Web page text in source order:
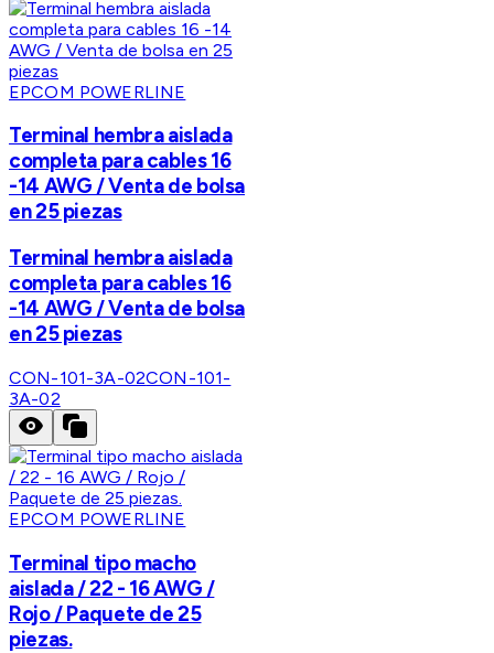
EPCOM POWERLINE
Terminal hembra aislada
completa para cables 16
-14 AWG / Venta de bolsa
en 25 piezas
Terminal hembra aislada
completa para cables 16
-14 AWG / Venta de bolsa
en 25 piezas
CON-101-3A-02CON-101-
3A-02
EPCOM POWERLINE
Terminal tipo macho
aislada / 22 - 16 AWG /
Rojo / Paquete de 25
piezas.